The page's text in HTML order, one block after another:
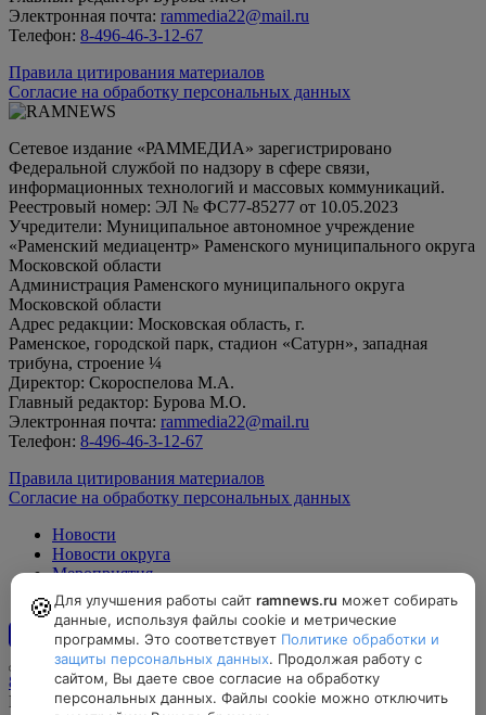
Электронная почта: rammedia22@mail.ru
Телефон: 8-496-46-3-12-67
Правила цитирования материалов
Согласие на обработку персональных данных
Сетевое издание «РАММЕДИА» зарегистрировано
Федеральной службой по надзору в сфере связи,
информационных технологий и массовых коммуникаций.
Реестровый номер: ЭЛ № ФС77-85277 от 10.05.2023
Учредители: Муниципальное автономное учреждение
«Раменский медиацентр» Раменского муниципального округа
Московской области
Администрация Раменского муниципального округа
Московской области
Адрес редакции: Московская область, г.
Раменское, городской парк, стадион «Сатурн», западная
трибуна, строение ¼
Директор: Скороспелова М.А.
Главный редактор: Бурова М.О.
Электронная почта: rammedia22@mail.ru
Телефон: 8-496-46-3-12-67
Правила цитирования материалов
Согласие на обработку персональных данных
Новости
Новости округа
Мероприятия
Официально
12+
8-496-46-3-12-67, rammedia22@mail.ru
Московская область, г. Раменское, городской парк, стадион
🍪 Для улучшения работы сайт ramnews.ru может собирать
данные, используя файлы cookie и метрические
программы. Это соответствует Политике обработки и
защиты персональных данных. Продолжая работу с
сайтом, Вы даете свое согласие на обработку
персональных данных. Файлы cookie можно отключить